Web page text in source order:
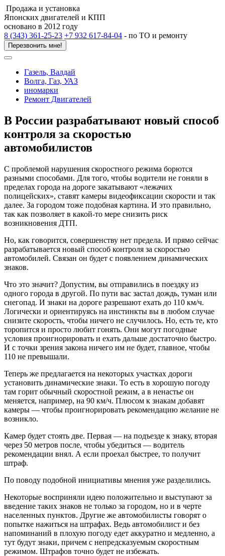
Продажа и установка
Японских двигателей и КПП
основано в 2012 году
8 (343) 361-25-23 +7 932 617-84-04 - по ТО и ремонту
Перезвонить мне!
Газель, Валдай
Волга, Газ, УАЗ
иномарки
Ремонт Двигателей
В России разрабатывают новый способ
контроля за скоростью
автомобилистов
С проблемой нарушения скоростного режима борются
разными способами. Для того, чтобы водители не гоняли в
пределах города на дороге закатывают «лежачих
полицейских», ставят камеры видеофиксации скорости и так
далее. За городом тоже подобная картина. И это правильно,
так как позволяет в какой-то мере снизить риск
возникновения ДТП.
Но, как говорится, совершенству нет предела. И прямо сейчас
разрабатывается новый способ контроля за скоростью
автомобилей. Связан он будет с появлением динамических
знаков.
Что это значит? Допустим, вы отправились в поездку из
одного города в другой. По пути вас застал дождь, туман или
снегопад. И знаки на дороге разрешают ехать до 110 км/ч.
Логически и ориентируясь на инстинкты вы в любом случае
снизите скорость, чтобы ничего не случилось. Но, есть те, кто
торопится и просто любит гонять. Они могут погодные
условия проигнорировать и ехать дальше достаточно быстро.
И с точки зрения закона ничего им не будет, главное, чтобы
110 не превышали.
Теперь же предлагается на некоторых участках дороги
установить динамические знаки. То есть в хорошую погоду
там горит обычный скоростной режим, а в ненастье он
меняется, например, на 90 км/ч. Плюсом к знакам добавят
камеры — чтобы проигнорировать рекомендацию желание не
возникло.
Камер будет стоять две. Первая — на подъезде к знаку, вторая
через 50 метров после, чтобы убедиться — водитель
рекомендации внял. А если проехал быстрее, то получит
штраф.
По поводу подобной инициативы мнения уже разделились.
Некоторые восприняли идею положительно и выступают за
введение таких знаков не только за городом, но и в черте
населенных пунктов. Другие же автомобилисты говорят о
попытке нажиться на штрафах. Ведь автомобилист и без
напоминаний в плохую погоду едет аккуратно и медленно, а
тут будут знаки, причем с непредсказуемым скоростным
режимом. Штрафов точно будет не избежать.